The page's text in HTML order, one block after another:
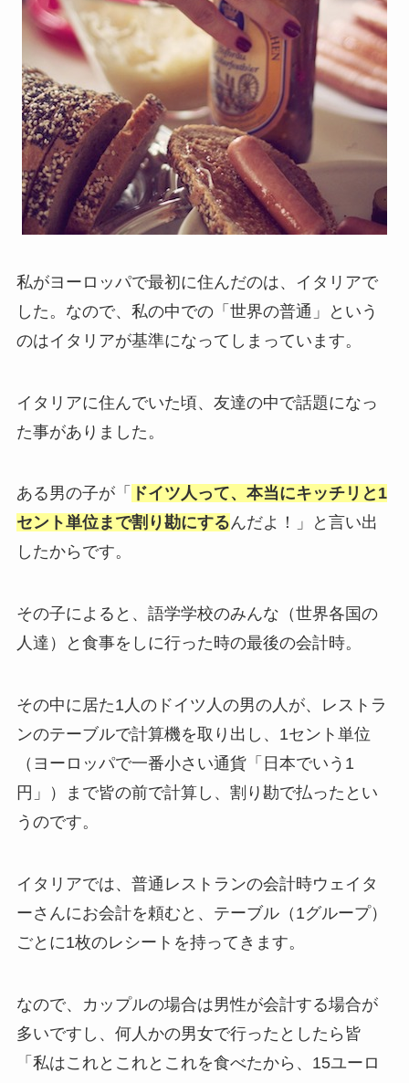
私がヨーロッパで最初に住んだのは、イタリアで
した。なので、私の中での「世界の普通」という
のはイタリアが基準になってしまっています。
イタリアに住んでいた頃、友達の中で話題になっ
た事がありました。
ある男の子が「
ドイツ人って、本当にキッチリと1
セント単位まで割り勘にするんだよ！」と言い出
したからです。
その子によると、語学学校のみんな（世界各国の
人達）と食事をしに行った時の最後の会計時。
その中に居た1人のドイツ人の男の人が、レストラ
ンのテーブルで計算機を取り出し、1セント単位
（ヨーロッパで一番小さい通貨「日本でいう1
円」）まで皆の前で計算し、割り勘で払ったとい
うのです。
イタリアでは、普通レストランの会計時ウェイタ
ーさんにお会計を頼むと、テーブル（1グループ）
ごとに1枚のレシートを持ってきます。
なので、カップルの場合は男性が会計する場合が
多いですし、何人かの男女で行ったとしたら皆
「私はこれとこれとこれを食べたから、15ユーロ